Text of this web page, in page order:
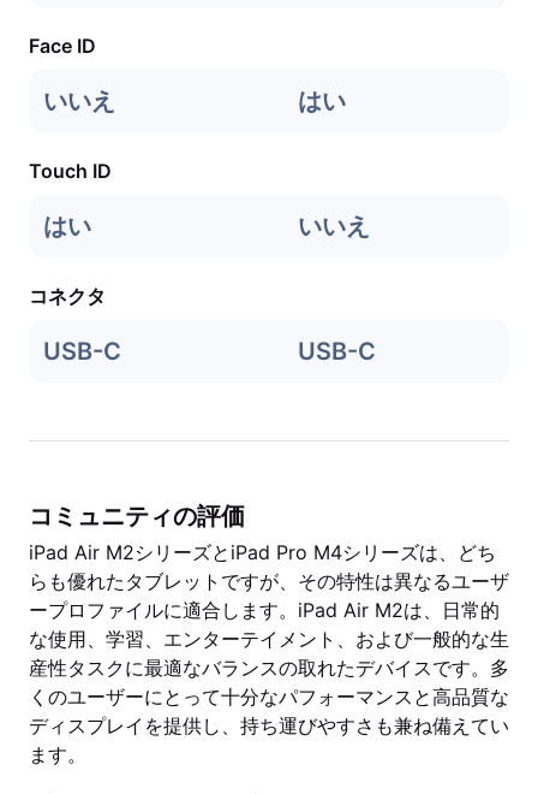
Face ID
いいえ はい
Touch ID
はい いいえ
コネクタ
USB-C USB-C
コミュニティの評価
iPad Air M2シリーズとiPad Pro M4シリーズは、どち
らも優れたタブレットですが、その特性は異なるユーザ
ープロファイルに適合します。iPad Air M2は、日常的
な使用、学習、エンターテイメント、および一般的な生
産性タスクに最適なバランスの取れたデバイスです。多
くのユーザーにとって十分なパフォーマンスと高品質な
ディスプレイを提供し、持ち運びやすさも兼ね備えてい
ます。